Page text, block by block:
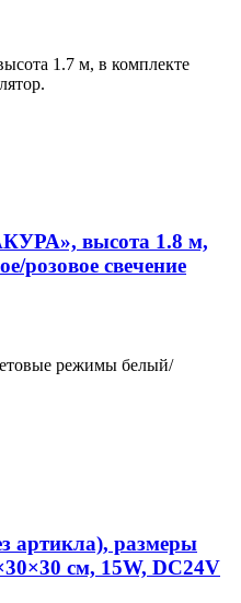
1.7 м, в комплекте
высота 1.8 м,
розовое свечение
режимы белый/
артикла), размеры
см, 15W, DC24V